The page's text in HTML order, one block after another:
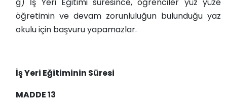
öğretimin ve devam zorunluluğun bulunduğu yaz
okulu için başvuru yapamazlar.
İş Yeri Eğitiminin Süresi
MADDE 13